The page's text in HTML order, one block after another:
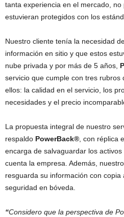
tanta experiencia en el mercado,
estuvieran protegidos con los
Nuestro cliente tenía la necesidad
información en sitio y que estos
nube privada y por más de 5 años,
servicio que cumple con tres
ellos: la calidad en el servicio, los
necesidades y el precio
La propuesta integral de nuestro
respaldo PowerBack®, con réplica
encarga de salvaguardar los
cuenta la empresa. Además,
resguarda su información con
seguridad en bóveda.
“Considero que la perspectiva de